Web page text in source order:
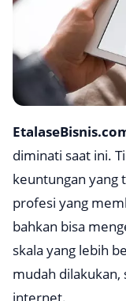
diminati saat ini.
keuntungan yang
profesi yang
bahkan bisa
skala yang lebih
mudah